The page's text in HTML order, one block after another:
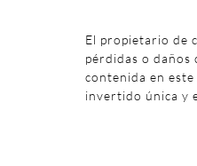
El propietario de
pérdidas o
contenida en
invertido única y